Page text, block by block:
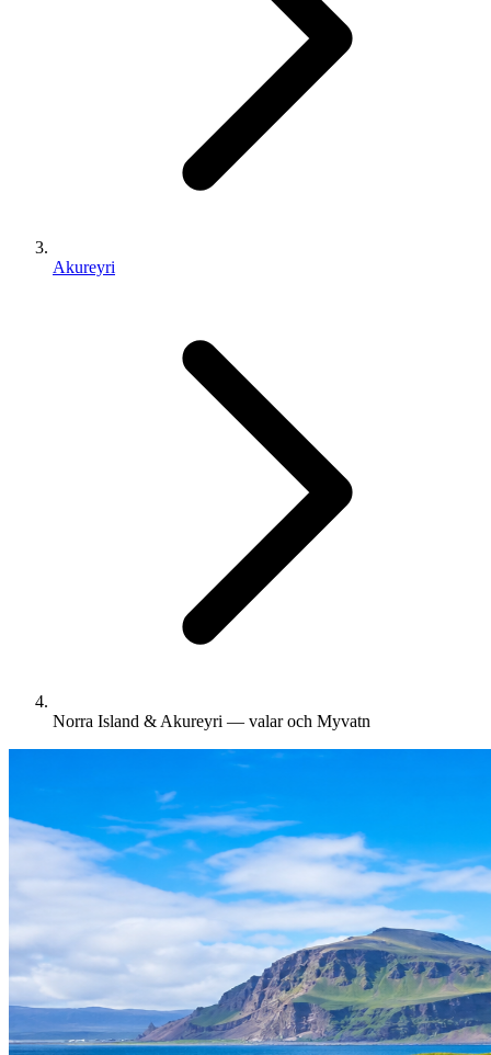
Akureyri
Norra Island & Akureyri — valar och Myvatn